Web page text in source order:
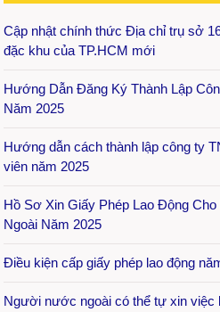
Cập nhật chính thức Địa chỉ trụ sở
đặc khu của TP.HCM mới
Hướng Dẫn Đăng Ký Thành Lập
Năm 2025
Hướng dẫn cách thành lập công ty
viên năm 2025
Hồ Sơ Xin Giấy Phép Lao Động
Ngoài Năm 2025
Điều kiện cấp giấy phép lao động
Người nước ngoài có thể tự xin việc